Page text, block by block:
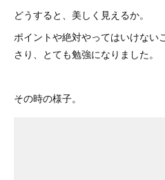
どうすると、美しく見えるか。
ポイントや絶対やってはいけない
さり、とても勉強になりました。
その時の様子。